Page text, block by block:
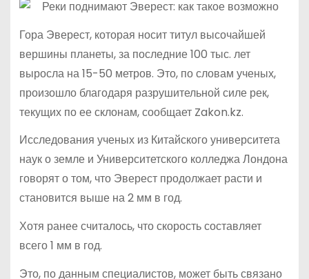
Гора Эверест, которая носит титул высочайшей
вершины планеты, за последние 100 тыс. лет
выросла на 15-50 метров. Это, по словам ученых,
произошло благодаря разрушительной силе рек,
текущих по ее склонам, сообщает Zakon.kz.
Исследования ученых из Китайского университета
наук о земле и Университетского колледжа Лондона
говорят о том, что Эверест продолжает расти и
становится выше на 2 мм в год.
Хотя ранее считалось, что скорость составляет
всего 1 мм в год.
Это, по данным специалистов, может быть связано